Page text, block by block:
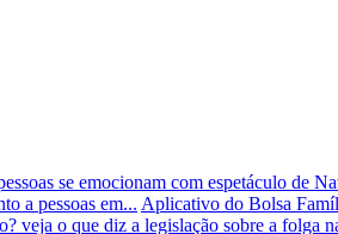
se emocionam com espetáculo de
a pessoas em... Aplicativo do Bolsa
veja o que diz a legislação sobre a folga